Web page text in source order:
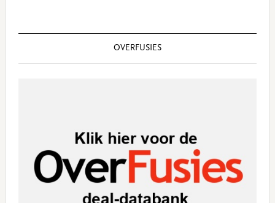
OVERFUSIES